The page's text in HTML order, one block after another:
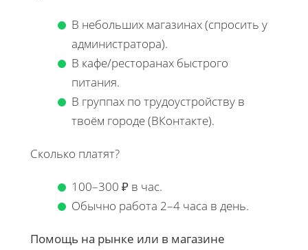
В небольших магазинах (спросить у
администратора).
В кафе/ресторанах быстрого
питания.
В группах по трудоустройству в
твоём городе (ВКонтакте).
Сколько платят?
100–300 ₽ в час.
Обычно работа 2–4 часа в день.
Помощь на рынке или в магазине